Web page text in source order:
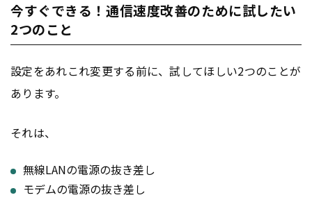
今すぐできる！通信速度改善のために試したい
2つのこと
設定をあれこれ変更する前に、試してほしい2つのことが
あります。
それは、
無線LANの電源の抜き差し
モデムの電源の抜き差し